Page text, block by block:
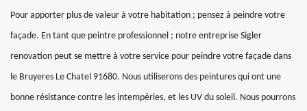
Pour apporter plus de valeur à votre habitation ; pensez à peindre votre
façade. En tant que peintre professionnel ; notre entreprise Sigler
renovation peut se mettre à votre service pour peindre votre façade dans
le Bruyeres Le Chatel 91680. Nous utiliserons des peintures qui ont une
bonne résistance contre les intempéries, et les UV du soleil. Nous pourrons